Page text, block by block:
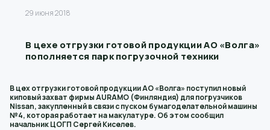
29 июня 2018
В цехе отгрузки готовой продукции АО «Волга»
пополняется парк погрузочной техники
В цех отгрузки готовой продукции АО «Волга» поступил новый
киповый захват фирмы AURAMO (Финляндия) для погрузчиков
Nissan, закупленный в связи с пуском бумагоделательной машины
№4, которая работает на макулатуре. Об этом сообщил
начальник ЦОГП Сергей Киселев.